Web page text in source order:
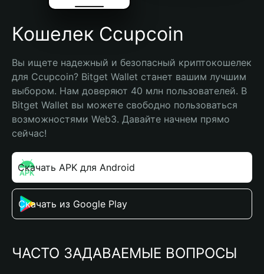
Кошелек Ccupcoin
Вы ищете надежный и безопасный криптокошелек
для Ccupcoin? Bitget Wallet станет вашим лучшим
выбором. Нам доверяют 40 млн пользователей. В
Bitget Wallet вы можете свободно пользоваться
возможностями Web3. Давайте начнем прямо
сейчас!
Скачать APK для Android
Скачать из Google Play
ЧАСТО ЗАДАВАЕМЫЕ ВОПРОСЫ